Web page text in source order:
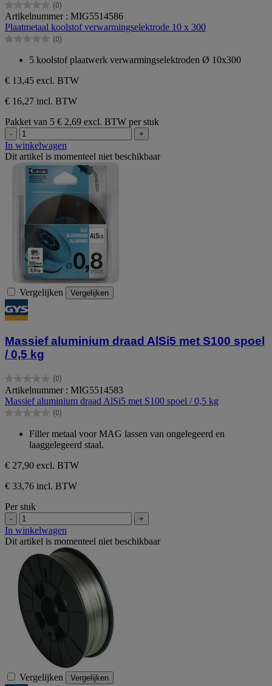
(0)
0.0
van
de
5
Artikelnummer : MIG5514586
Plaatmetaal koolstof verwarmingselektrode 10 x 300
(0)
0.0
5
sterren.
5 koolstof plaatwerk verwarmingselektroden Ø 10x300
€ 13,45 excl. BTW
€ 16,27 incl. BTW
Pakket van 5 € 2,69 excl. BTW per stuk
- +
In winkelwagen
Dit artikel is momenteel niet beschikbaar
Vergelijken Vergelijken
Massief aluminium draad AlSi5 met S100 spoel
/ 0,5 kg
(0)
0.0
van
de
5
Artikelnummer : MIG5514583
Massief aluminium draad AlSi5 met S100 spoel / 0,5 kg
(0)
0.0
sterren.
Filler metaal voor MAG lassen van ongelegeerd en
laaggelegeerd staal.
€ 27,90 excl. BTW
€ 33,76 incl. BTW
Per stuk
- +
In winkelwagen
Dit artikel is momenteel niet beschikbaar
Vergelijken Vergelijken